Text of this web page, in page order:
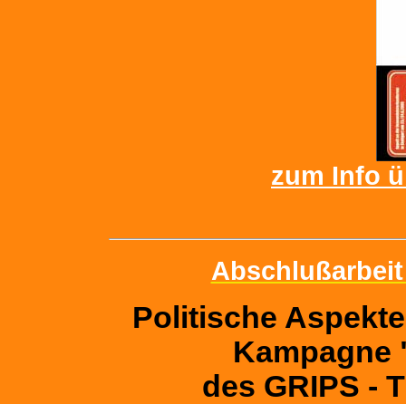
zum Info
Politische
Kampagne
des GRIPS -